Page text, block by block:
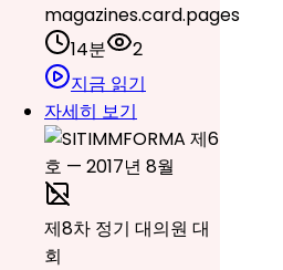
magazines.card.pages
14분
2
지금 읽기
자세히 보기
제8차 정기 대의원 대
회